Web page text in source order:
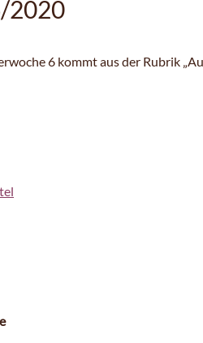
2020
6 kommt aus der Rubrik